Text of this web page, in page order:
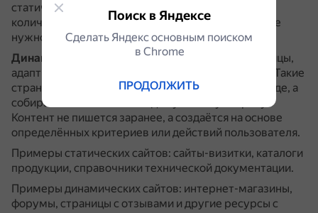
статическими бывают сайты с минимальным
количеством страниц или с контентом, который не
нужно регулярно обновлять.
Динамические сайты
имеют изменяемые страницы,
адаптирующиеся под конкретного пользователя.
Такие
страницы не размещены на сервере в готовом виде, а
собираются заново по каждому новому запросу.
Контент не пишется заранее, а создаётся на основе
определённых критериев или действий пользователя.
Примеры статических сайтов: сайты-визитки, каталоги
продукции, справочники технической документации.
Примеры динамических сайтов: интернет-магазины,
форумы, страницы с отзывами и другие ресурсы с
Поиск в Яндексе
Сделать Яндекс основным поиском
в Сhrome
ПРОДОЛЖИТЬ